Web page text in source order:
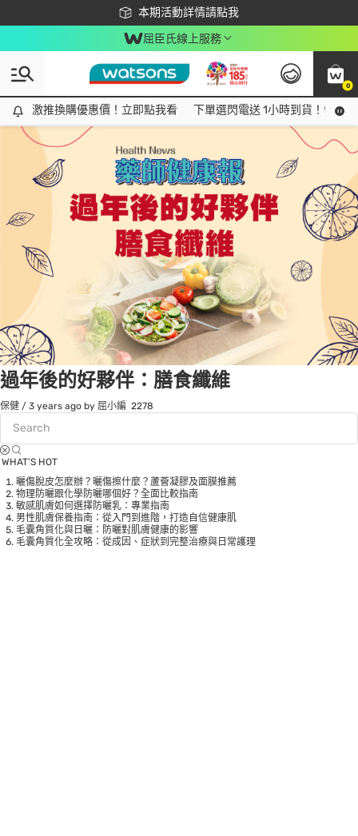
本期活動詳情請點我
下載app最高回饋$350
屈臣氏線上服務
0
激推換購優惠價！立即點我看
激推換購優惠價！立即點我看 下單選閃電送 1小時到貨！領神
Tag:水1 item(s) found
過年後的好夥伴：膳食纖維
保健 / 3 years ago by 屈小編 2278
WHAT’S HOT
曬傷脫皮怎麼辦？曬傷擦什麼？蘆薈凝膠及面膜推薦
物理防曬跟化學防曬哪個好？全面比較指南
敏感肌膚如何選擇防曬乳：專業指南
男性肌膚保養指南：從入門到進階，打造自信健康肌
毛囊角質化與日曬：防曬對肌膚健康的影響
毛囊角質化全攻略：從成因、症狀到完整治療與日常護理